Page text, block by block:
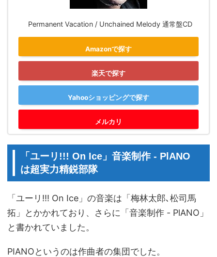
Permanent Vacation / Unchained Melody 通常盤CD
Amazonで探す
楽天で探す
Yahooショッピングで探す
メルカリ
「ユーリ!!! On Ice」音楽制作 - PlANO
は超実力精鋭部隊
「ユーリ!!! On Ice」の音楽は「梅林太郎､松司馬
拓」とかかれており、さらに「音楽制作 - PlANO」
と書かれていました。
PIANOというのは作曲者の集団でした。